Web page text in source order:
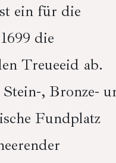
ein für die
die
Treueeid ab.
, Bronze-
Fundplatz